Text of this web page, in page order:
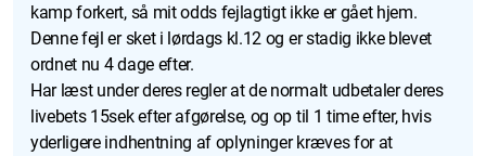
kamp forkert, så mit odds fejlagtigt ikke er gået hjem.
Denne fejl er sket i lørdags kl.12 og er stadig ikke blevet
ordnet nu 4 dage efter.
Har læst under deres regler at de normalt udbetaler deres
livebets 15sek efter afgørelse, og op til 1 time efter, hvis
yderligere indhentning af oplyninger kræves for at